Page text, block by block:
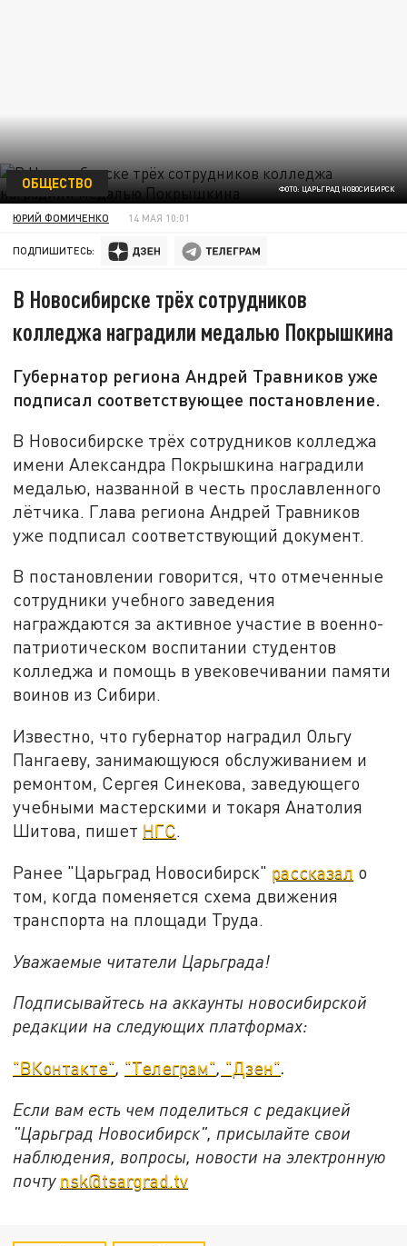
ФОТО: ЦАРЬГРАД НОВОСИБИРСК
ОБЩЕСТВО
ЮРИЙ ФОМИЧЕНКО 14 МАЯ 10:01
ПОДПИШИТЕСЬ:
В Новосибирске трёх сотрудников
колледжа наградили медалью Покрышкина
Губернатор региона Андрей Травников уже
подписал соответствующее постановление.
В Новосибирске трёх сотрудников колледжа
имени Александра Покрышкина наградили
медалью, названной в честь прославленного
лётчика. Глава региона Андрей Травников
уже подписал соответствующий документ.
В постановлении говорится, что отмеченные
сотрудники учебного заведения
награждаются за активное участие в военно-
патриотическом воспитании студентов
колледжа и помощь в увековечивании памяти
воинов из Сибири.
Известно, что губернатор наградил Ольгу
Пангаеву, занимающуюся обслуживанием и
ремонтом, Сергея Синекова, заведующего
учебными мастерскими и токаря Анатолия
Шитова, пишет НГС.
Ранее "Царьград Новосибирск" рассказал о
том, когда поменяется схема движения
транспорта на площади Труда.
Уважаемые читатели Царьграда!
Подписывайтесь на аккаунты новосибирской
редакции на следующих платформах:
"ВКонтакте", "Телеграм", "Дзен".
Если вам есть чем поделиться с редакцией
"Царьград Новосибирск", присылайте свои
наблюдения, вопросы, новости на электронную
почту nsk@tsargrad.tv